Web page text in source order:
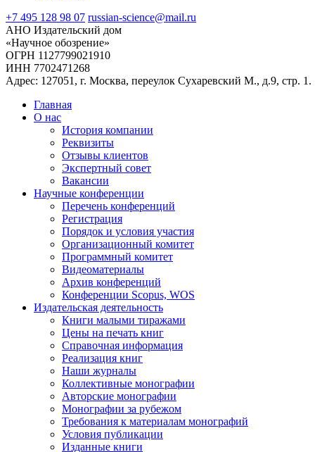
+7 495 128 98 07 russian-science@mail.ru
АНО Издательский дом
«Научное обозрение»
ОГРН 1127799021910
ИНН 7702471268
Адрес: 127051, г. Москва, переулок Сухаревский М., д.9, стр. 1.
Главная
О нас
История компании
Реквизиты
Отзывы клиентов
Экспертный совет
Вакансии
Научные конференции
Перечень конференций
Регистрация
Порядок и условия участия
Организационный комитет
Программный комитет
Видеоматериалы
Архив конференций
Конференции Scopus, WOS
Издательская деятельность
Книги малыми тиражами
Цены на печать книг
Справочная информация
Реализация книг
Наши журналы
Коллективные монографии
Авторские монографии
Монографии за рубежом
Требования к материалам монографий
Условия публикации
Изданные книги